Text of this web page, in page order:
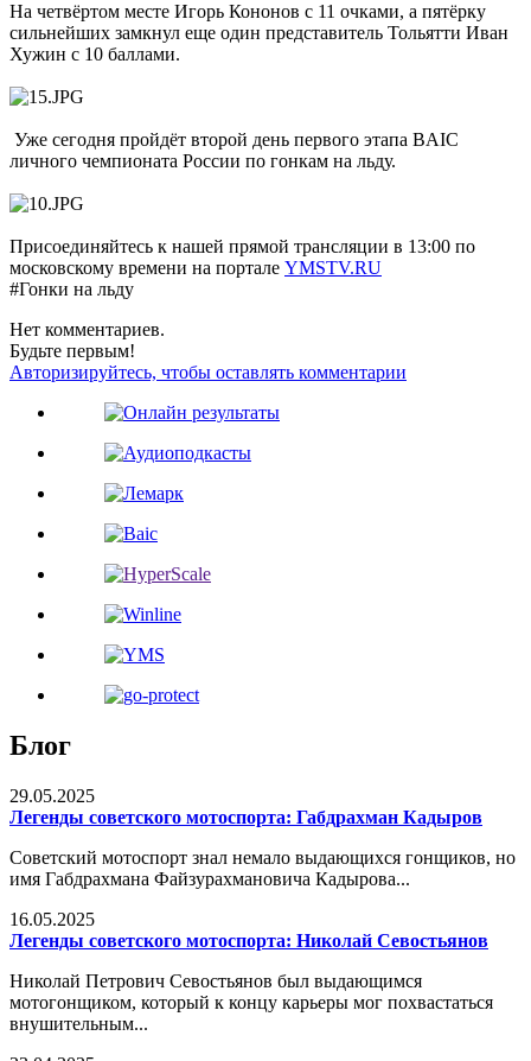
На четвёртом месте Игорь Кононов с 11 очками, а пятёрку
сильнейших замкнул еще один представитель Тольятти Иван
Хужин с 10 баллами.
Уже сегодня пройдёт второй день первого этапа BAIC
личного чемпионата России по гонкам на льду.
Присоединяйтесь к нашей прямой трансляции в 13:00 по
московскому времени на портале YMSTV.RU
#Гонки на льду
Нет комментариев.
Будьте первым!
Авторизируйтесь, чтобы оставлять комментарии
Блог
29.05.2025
Легенды советского мотоспорта: Габдрахман Кадыров
Советский мотоспорт знал немало выдающихся гонщиков, но
имя Габдрахмана Файзурахмановича Кадырова...
16.05.2025
Легенды советского мотоспорта: Николай Севостьянов
Николай Петрович Севостьянов был выдающимся
мотогонщиком, который к концу карьеры мог похвастаться
внушительным...